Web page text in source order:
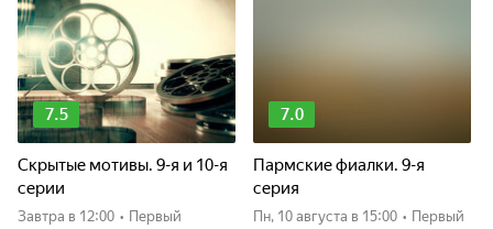
7.5
Скрытые мотивы. 9-я и 10-я
серии
Завтра в 12:00 • Первый
7.0
Пармские фиалки. 9-я
серия
пн, 10 августа в 15:00 • Первый